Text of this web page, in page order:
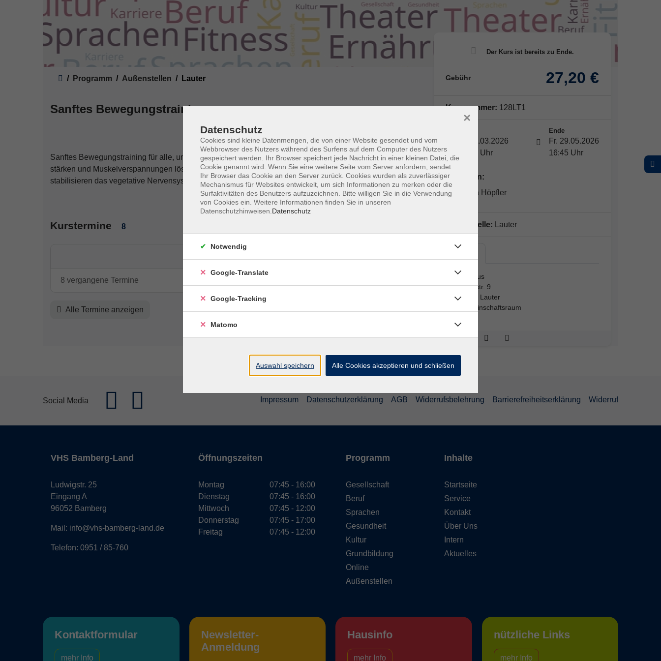
Programm Außenstellen Lauter
Sanftes Bewegungstraining
Sanftes Bewegungstraining für alle, um in Form zu bleiben. Regelmäßiges Üben kann den Kreislauf
stärken und Muskelverspannungen lösen. Die meditativen Elemente der ruhigen Übungen
stabilisieren das vegetative Nervensystem.
Kurstermine 8
8 vergangene Termine
Alle Termine anzeigen
Gebühr 27,20 €
Kursnummer: 128LT1
Fr. 20.03.2026
15:45 Uhr
Ende
Fr. 29.05.2026
16:45 Uhr
Dozent*in:
Natascha Höpfler
Außenstelle: Lauter
Rathaus
Schulstr. 9
96169 Lauter
Gemeinschaftsraum
Social Media Impressum Datenschutzerklärung AGB Widerrufsbelehrung Barrierefreiheitserklärung Widerruf
VHS Bamberg-Land
Ludwigstr. 25
Eingang A
96052 Bamberg
Mail: info@vhs-bamberg-land.de
Telefon: 0951 / 85-760
Öffnungszeiten
Montag
Dienstag
Mittwoch
Donnerstag
Freitag
07:45 - 16:00
07:45 - 16:00
07:45 - 12:00
07:45 - 17:00
07:45 - 12:00
Programm
Gesellschaft
Beruf
Sprachen
Gesundheit
Kultur
Grundbildung
Online
Außenstellen
Inhalte
Startseite
Service
Kontakt
Über Uns
Intern
Aktuelles
Kontaktformular
mehr Info
Newsletter-
Anmeldung
Hausinfo
mehr Info
nützliche Links
mehr Info
Datenschutz
Cookies sind kleine Datenmengen, die von einer Website gesendet und vom
Webbrowser des Nutzers während des Surfens auf dem Computer des Nutzers
gespeichert werden. Ihr Browser speichert jede Nachricht in einer kleinen Datei, die
Cookie genannt wird. Wenn Sie eine weitere Seite vom Server anfordern, sendet
Ihr Browser das Cookie an den Server zurück. Cookies wurden als zuverlässiger
Mechanismus für Websites entwickelt, um sich Informationen zu merken oder die
Surfaktivitäten des Benutzers aufzuzeichnen. Bitte willigen Sie in die Verwendung
von Cookies ein. Weitere Informationen finden Sie in unseren
Datenschutzhinweisen. Datenschutz
×
Notwendig
Google-Translate
Google-Tracking
Matomo
Auswahl speichern Alle Cookies akzeptieren und schließen